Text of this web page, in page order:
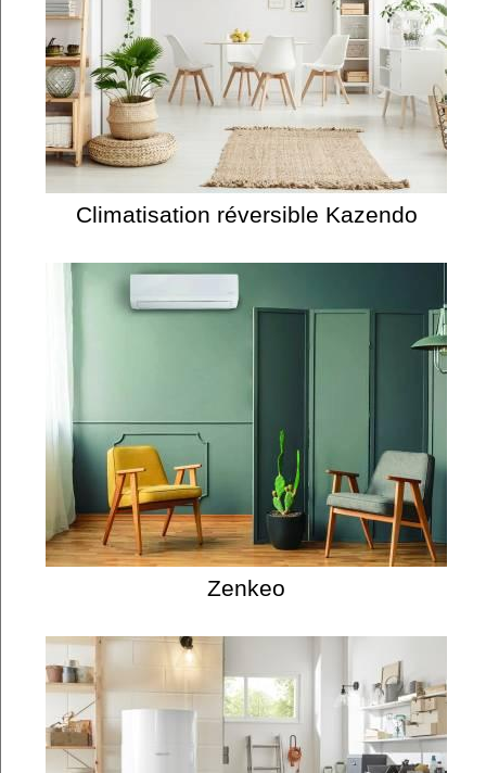
Climatisation réversible Kazendo
Zenkeo